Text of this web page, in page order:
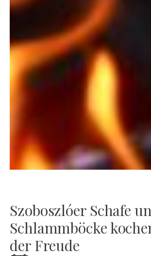
Szoboszlóer Schafe
Schlammböcke
der Freude